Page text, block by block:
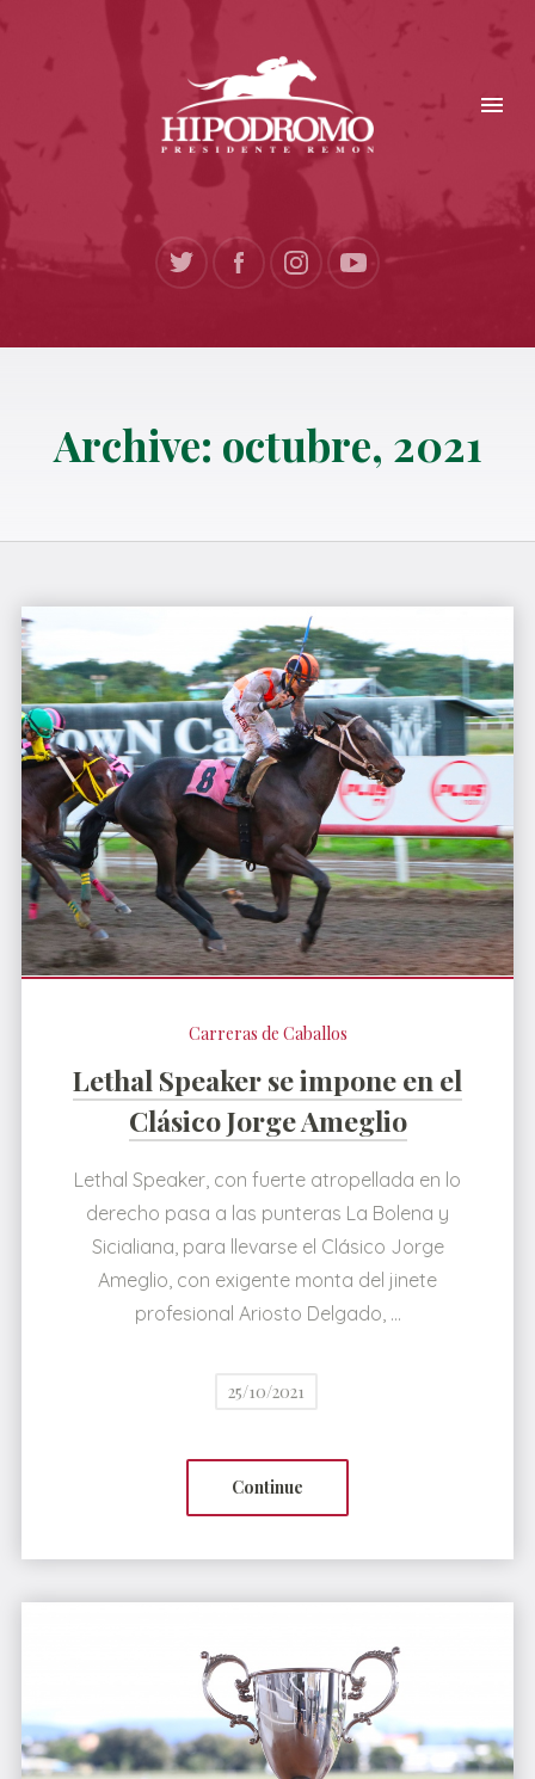
Archive: octubre, 2021
Carreras de Caballos
Lethal Speaker se impone en el
Clásico Jorge Ameglio
Lethal Speaker, con fuerte atropellada en lo
derecho pasa a las punteras La Bolena y
Sicialiana, para llevarse el Clásico Jorge
Ameglio, con exigente monta del jinete
profesional Ariosto Delgado, …
25/10/2021
Continue